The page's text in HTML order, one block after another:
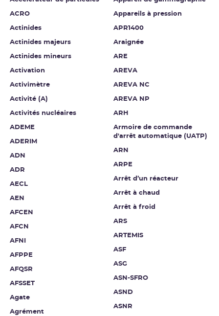
ACRO
Actinides
Actinides majeurs
Actinides mineurs
Activation
Activimètre
Activité (A)
Activités nucléaires
ADEME
ADERIM
ADN
ADR
AECL
AEN
AFCEN
AFCN
AFNI
AFPPE
AFQSR
AFSSET
Agate
Agrément
Appareils à pression
APR1400
Araignée
ARE
AREVA
AREVA NC
AREVA NP
ARH
Armoire de commande
d'arrêt automatique (UATP)
ARN
ARPE
Arrêt d’un réacteur
Arrêt à chaud
Arrêt à froid
ARS
ARTEMIS
ASF
ASG
ASN-SFRO
ASND
ASNR